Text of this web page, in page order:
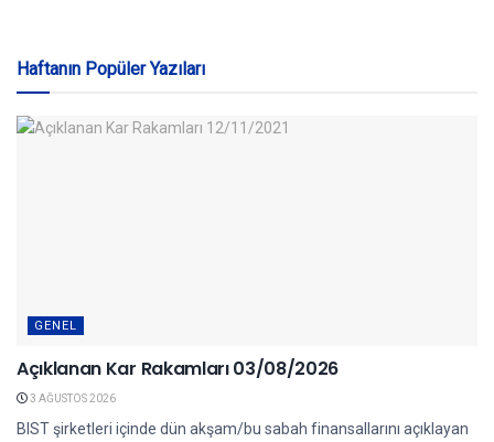
Haftanın Popüler Yazıları
GENEL
Açıklanan Kar Rakamları 03/08/2026
3 AĞUSTOS 2026
BIST şirketleri içinde dün akşam/bu sabah finansallarını açıklayan